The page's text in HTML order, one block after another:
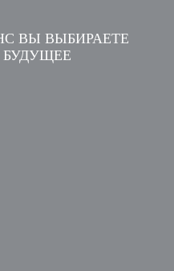
ВЫ ВЫБИРАЕТЕ